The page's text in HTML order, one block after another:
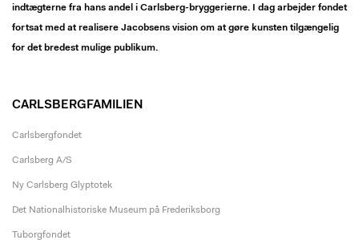
indtægterne fra hans andel i Carlsberg-bryggerierne. I dag arbejder fondet
fortsat med at realisere Jacobsens vision om at gøre kunsten tilgængelig
for det bredest mulige publikum.
CARLSBERGFAMILIEN
Carlsbergfondet
Carlsberg A/S
Ny Carlsberg Glyptotek
Det Nationalhistoriske Museum på Frederiksborg
Tuborgfondet